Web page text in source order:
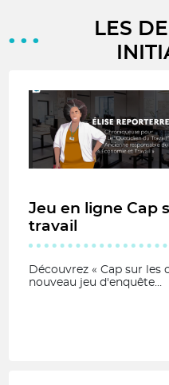
LES
Jeu en ligne Cap
travail
Découvrez « Cap sur
nouveau jeu d'enquête…